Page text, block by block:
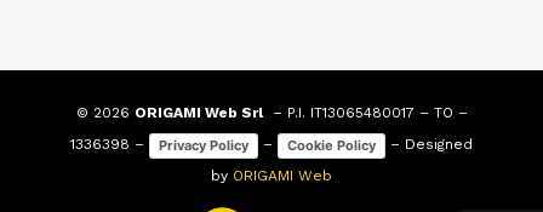
© 2026 ORIGAMI Web Srl– P.I. IT13065480017 – TO –
1336398 –
Privacy Policy – Cookie Policy
– Designed
by ORIGAMI Web